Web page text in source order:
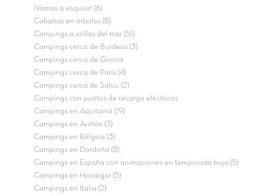
¡Vamos a esquiar! (6)
Cabañas en árboles (8)
Campings a orillas del mar (51)
Campings cerca de Burdeos (3)
Campings cerca de Girona
Campings cerca de París (4)
Campings cerca de Salou (2)
Campings con puntos de recarga eléctricos
Campings en Aquitania (19)
Campings en Aviñón (3)
Campings en Bélgica (3)
Campings en Dordoña (8)
Campings en España con animaciones en temporada baja (5)
Campings en Hossegor (5)
Campings en Italia (2)